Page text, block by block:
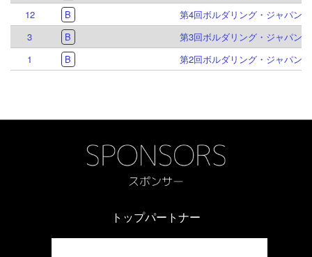
12
B
第4回ボルダリング・ジャパン
3
B
第3回ボルダリング・ジャパン
1
B 第2回ボルダリング・ジャパン
トップパートナー